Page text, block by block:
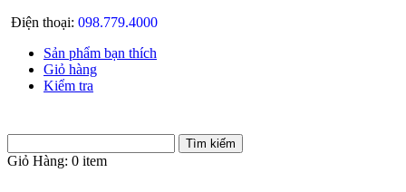
Điện thoại: 098.779.4000
Sản phẩm bạn thích
Giỏ hàng
Kiểm tra
Giỏ Hàng: 0 item